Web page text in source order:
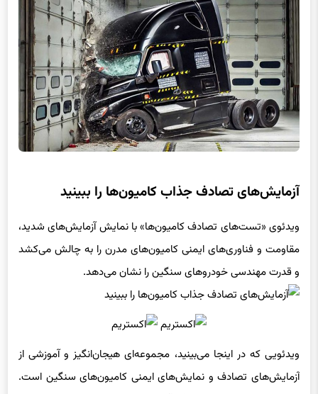
آزمایش‌های تصادف جذاب کامیون‌ها را ببینید
ویدئوی «تست‌های تصادف کامیون‌ها» با نمایش آزمایش‌های شدید،
و قدرت مهندسی خودروهای سنگین را نشان می‌دهد.
ویدئویی که در اینجا می‌بینید، مجموعه‌ای هیجان‌انگیز و آموزشی از
آزمایش‌های تصادف و نمایش‌های ایمنی کامیون‌های سنگین است.
این ویدئو که به‌عنوان یک گردآوری جامع طراحی شده، با تمرکز بر
تست‌های مختلف ایمنی، توانایی کامیون‌های مدرن در محافظت از